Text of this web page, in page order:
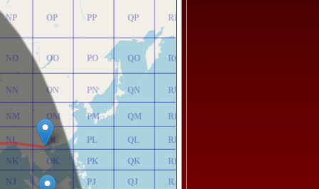
NJ
NK
NL
NM
NN
NO
NP
OJ
OK
OL
OM
ON
OO
OP
PJ
PK
PL
PM
PN
PO
PP
QJ
QK
QL
QM
QN
QO
QP
RJ
RK
RL
RM
RN
RO
RP